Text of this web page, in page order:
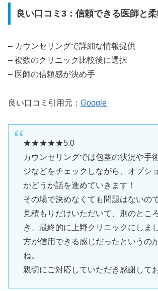
良い口コミ3：信頼できる医師と
– カウンセリングで詳細な情報提供
– 複数のクリニック比較後に選択
– 医師の信頼感が決め手
良い口コミ引用元： Google
★★★★★5.0
カウンセリングでは包茎の状況や手
ジなどをチェックしながら、オプシ
かどうか話を進めていきます！
その場で決めなくても問題はないの
見積もりだけいただいて、別のとこ
き、最終的に上野クリニックにしま
方が信用できる感じだったというの
ね。
親切にご対応していただき感謝して